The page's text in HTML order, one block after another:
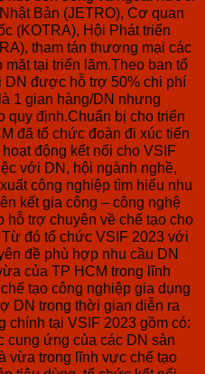
Bản (JETRO), Cơ quan
(KOTRA), Hội Phát triển
tham tán thương mại các
tại triển lãm.Theo ban tổ
DN được hỗ trợ 50% chi phí
1 gian hàng/DN nhưng
quy định.Chuẩn bị cho triển
đã tổ chức đoàn đi xúc tiến
động kết nối cho VSIF
với DN, hội ngành nghề,
công nghiệp tìm hiểu nhu
kết gia công – công nghệ
hỗ trợ chuyên về chế tạo cho
đó tổ chức VSIF 2023 với
đề phù hợp nhu cầu DN
của TP HCM trong lĩnh
tạo công nghiệp gia dụng
DN trong thời gian diễn ra
chính tại VSIF 2023 gồm có:
cung ứng của các DN sản
vừa trong lĩnh vực chế tạo